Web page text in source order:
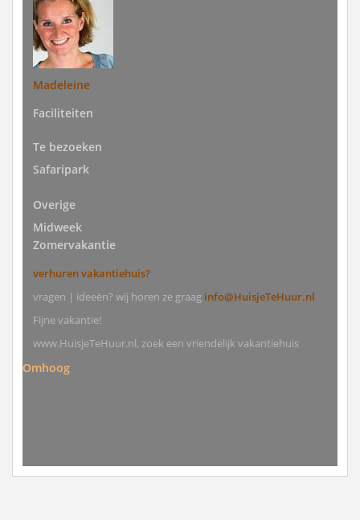
Madeleine
Faciliteiten
Te bezoeken
Safaripark
Overige
Midweek
Zomervakantie
verhuren vakantiehuis?
vragen | ideeën? wij horen ze graag info@HuisjeTeHuur.nl
Fijne vakantie!
www.HuisjeTeHuur.nl, zoek een vriendelijk vakantiehuis
Omhoog